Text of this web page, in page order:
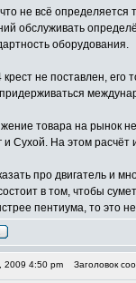
не всё
обслуживать
оборудования.
крест не поставлен,
товара на рынок
и Сухой. На этом
про двигатель и
в том, чтобы
пентиума, то это
2009 4:50 pm Заголовок